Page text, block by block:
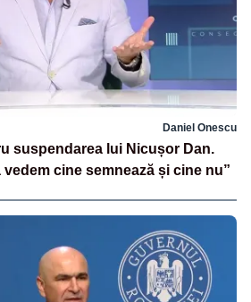
Daniel Onescu
suspendarea lui Nicușor Dan.
vedem cine semnează și cine nu”